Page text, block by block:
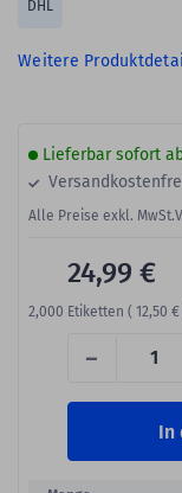
DHL
Weitere
Lieferbar sofort
Alle Preise exkl. MwSt.
-
24,99 €
2,000 Etiketten ( 12,50 €
In